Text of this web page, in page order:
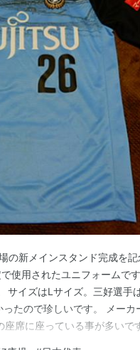
の新メインスタンド完成を
使用されたユニフォームで
サイズはLサイズ。三好選手
たので珍しいです。 メーカ
席に座っている事が多いで